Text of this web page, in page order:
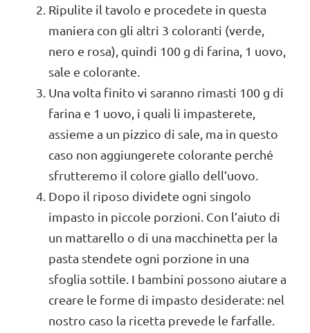
Ripulite il tavolo e procedete in questa
maniera con gli altri 3 coloranti (verde,
nero e rosa), quindi 100 g di farina, 1 uovo,
sale e colorante.
Una volta finito vi saranno rimasti 100 g di
farina e 1 uovo, i quali li impasterete,
assieme a un pizzico di sale, ma in questo
caso non aggiungerete colorante perché
sfrutteremo il colore giallo dell’uovo.
Dopo il riposo dividete ogni singolo
impasto in piccole porzioni. Con l’aiuto di
un mattarello o di una macchinetta per la
pasta stendete ogni porzione in una
sfoglia sottile. I bambini possono aiutare a
creare le forme di impasto desiderate: nel
nostro caso la ricetta prevede le farfalle.